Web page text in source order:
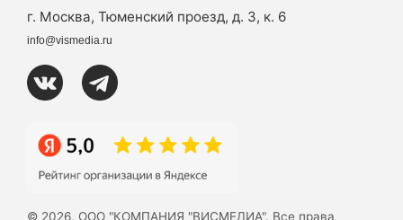
г. Москва, Тюменский проезд, д. 3, к. 6
info@vismedia.ru
© 2026, ООО "КОМПАНИЯ "ВИСМЕДИА". Все права